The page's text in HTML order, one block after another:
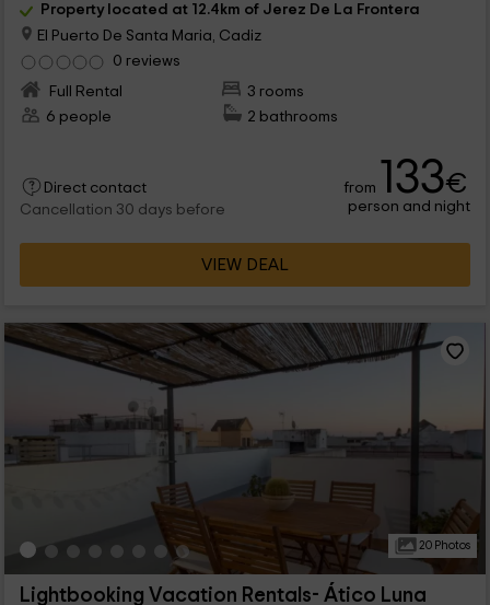
Property located at 12.4km of Jerez De La Frontera
El Puerto De Santa Maria, Cadiz
0 reviews
Full Rental
3 rooms
6 people
2 bathrooms
Direct contact
Cancellation 30 days before
from 133€
person and night
VIEW DEAL
20 Photos
Lightbooking Vacation Rentals- Ático Luna